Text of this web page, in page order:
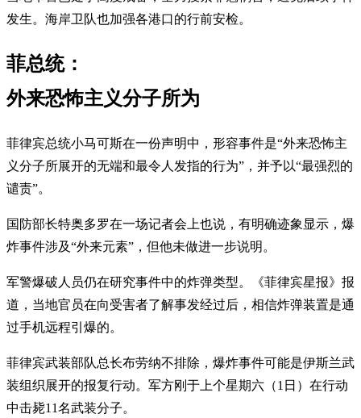
发生。海岸卫队也加强各港口的行前安检。
菲总统：
外来恐怖主义分子所为
菲律宾总统小马可斯在一份声明中，形容事件是“外来恐怖主
义分子所展开的无端和最令人发指的行为”，并予以“最强烈的
谴责”。
国防部长特奥多罗在一场记者会上也说，有明确迹象显示，爆
炸事件涉及“外来元素”，但他未做进一步说明。
军警爆破人员仍在研究事件中的炸弹类型。《菲律宾星报》报
道，当地官员在向受害者了解事发经过后，相信炸弹装置是通
过手机远程引爆的。
菲律宾武装部队总长布劳纳不排除，爆炸事件可能是伊斯兰武
装组织展开的报复行动。军方刚于上个星期六（1日）在行动
中击毙11名武装分子。